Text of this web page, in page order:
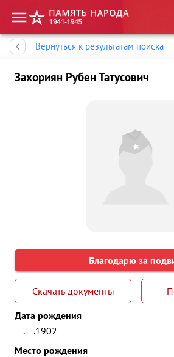
Вернуться к результатам поиска
Захориян Рубен Татусович
Благодарю за
Скачать документы
Дата рождения
__.__.1902
Место рождения
Память народа